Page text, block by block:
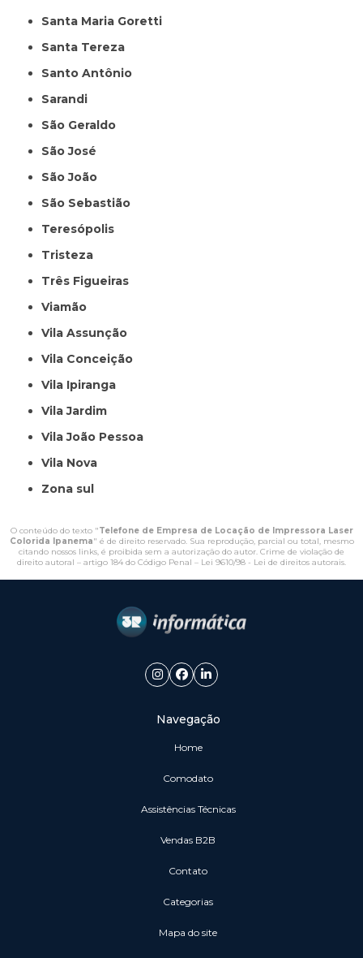
Santa Maria Goretti
Santa Tereza
Santo Antônio
Sarandi
São Geraldo
São José
São João
São Sebastião
Teresópolis
Tristeza
Três Figueiras
Viamão
Vila Assunção
Vila Conceição
Vila Ipiranga
Vila Jardim
Vila João Pessoa
Vila Nova
Zona sul
O conteúdo do texto "Telefone de Empresa de Locação de Impressora Laser
Colorida Ipanema" é de direito reservado. Sua reprodução, parcial ou total, mesmo
citando nossos links, é proibida sem a autorização do autor. Crime de violação de
direito autoral – artigo 184 do Código Penal – Lei 9610/98 - Lei de direitos autorais.
Navegação
Home
Comodato
Assistências Técnicas
vendas B2B
Contato
Categorias
Mapa do site